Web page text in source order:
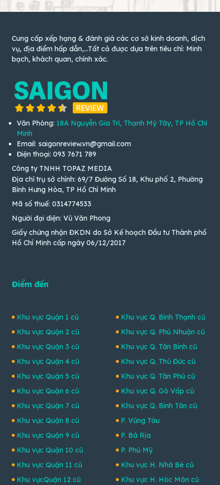
Cung cấp xếp hạng & đánh giá các cơ sở kinh doanh, dịch
vụ, địa điểm hấp dẫn,...Tất cả được dựa trên tiêu chí: Minh
bạch, khách quan, chính xác.
Văn Phòng: 18A Nguyễn Gia Trí, Thạnh Mỹ Tây, TP Hồ Chí
Minh
Email: saigonreview.vn@gmail.com
Điện thoại: 093 7671 789
Công ty TNHH TOPAZ MEDIA
Địa chỉ trụ sở chính: 69/7 Đường Số 18, Khu phố 2, Phường
Bình Hưng Hòa, TP Hồ Chí Minh
Mã số thuế: 0314774533
Người đại diện: Vũ Văn Phong
Giấy chứng nhận ĐKDN do Sở Kế hoạch Đầu tư Thành phố
Hồ Chí Minh cấp ngày 06/12/2017
Điểm đến
Khu vực Quận 1 cũ
Khu vực Quận 2 cũ
Khu vực Quận 3 cũ
Khu vực Quận 4 cũ
Khu vực Quận 5 cũ
Khu vực Quận 6 cũ
Khu vực Quận 7 cũ
Khu vực Quận 8 cũ
Khu vực Quận 9 cũ
Khu vực Quận 10 cũ
Khu vực Quận 11 cũ
Khu vựcQuận 12 cũ
Khu vực Q. Bình Thạnh cũ
Khu vực Q. Phú Nhuận cũ
Khu vực Q. Tân Bình cũ
Khu vực Q. Thủ Đức cũ
Khu vực Q. Tân Phú cũ
Khu vực Q. Gò Vấp cũ
Khu vực Q. Bình Tân cũ
P. Vũng Tàu
P. Bà Rịa
P. Phú Mỹ
Khu vực H. Nhà Bè cũ
Khu vực H. Hóc Môn cũ